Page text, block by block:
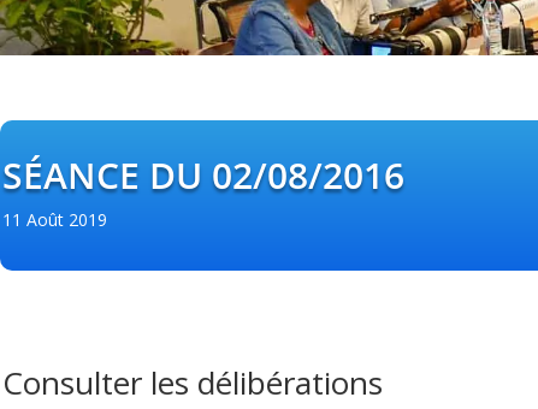
SÉANCE DU 02/08/2016
11 Août 2019
Consulter les délibérations